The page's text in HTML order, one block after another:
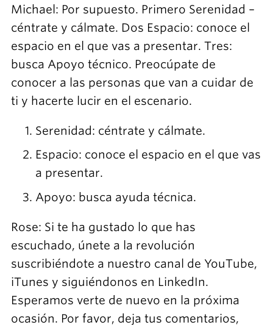
Michael: Por supuesto. Primero Serenidad –
céntrate y cálmate. Dos Espacio: conoce el
espacio en el que vas a presentar. Tres:
busca Apoyo técnico. Preocúpate de
conocer a las personas que van a cuidar de
ti y hacerte lucir en el escenario.
Serenidad: céntrate y cálmate.
Espacio: conoce el espacio en el que vas
a presentar.
Apoyo: busca ayuda técnica.
Rose: Si te ha gustado lo que has
escuchado, únete a la revolución
suscribiéndote a nuestro canal de YouTube,
iTunes y siguiéndonos en LinkedIn.
Esperamos verte de nuevo en la próxima
ocasión. Por favor, deja tus comentarios,